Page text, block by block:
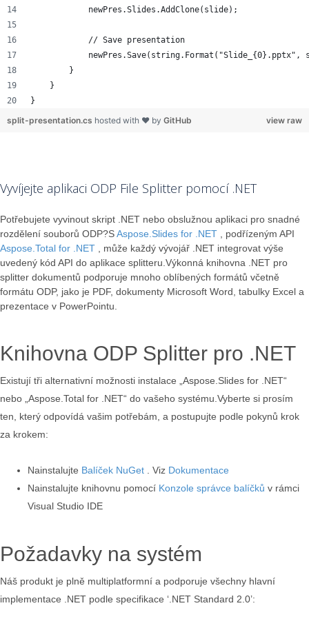
            newPres.Slides.AddClone(slide);
            // Save presentation
newPres.Save(string.Format("Slide_{0}.pptx",
        }
    }
}
view raw
split-presentation.cs hosted with ❤ by GitHub
Vyvíjejte aplikaci ODP File Splitter pomocí .NET
Potřebujete vyvinout skript .NET nebo obslužnou aplikaci pro snadné
rozdělení souborů ODP?SAspose.Slides for .NET , podřízeným API
Aspose.Total for .NET , může každý vývojář .NET integrovat výše
uvedený kód API do aplikace splitteru.Výkonná knihovna .NET pro
splitter dokumentů podporuje mnoho oblíbených formátů včetně
formátu ODP, jako je PDF, dokumenty Microsoft Word, tabulky Excel a
prezentace v PowerPointu.
Knihovna ODP Splitter pro .NET
Existují tři alternativní možnosti instalace „Aspose.Slides for .NET“
nebo „Aspose.Total for .NET“ do vašeho systému.Vyberte si prosím
ten, který odpovídá vašim potřebám, a postupujte podle pokynů krok
za krokem:
Nainstalujte Balíček NuGet . Viz Dokumentace
Nainstalujte knihovnu pomocí Konzole správce balíčků v rámci
Visual Studio IDE
Požadavky na systém
Náš produkt je plně multiplatformní a podporuje všechny hlavní
implementace .NET podle specifikace ‘.NET Standard 2.0’: